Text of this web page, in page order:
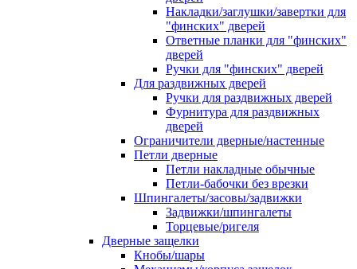
Накладки/заглушки/завертки для
"финских" дверей
Ответные планки для "финских"
дверей
Ручки для "финских" дверей
Для раздвижных дверей
Ручки для раздвижных дверей
Фурнитура для раздвижных
дверей
Ограничители дверные/настенные
Петли дверные
Петли накладные обычные
Петли-бабочки без врезки
Шпингалеты/засовы/задвижки
Задвижки/шпингалеты
Торцевые/ригеля
Дверные защелки
Кнобы/шары